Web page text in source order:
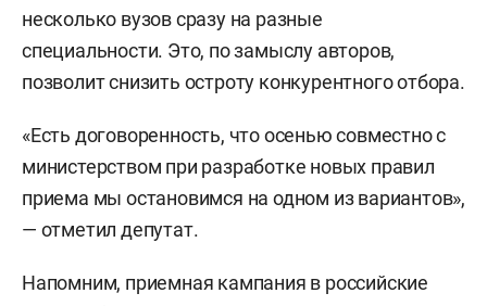
несколько вузов сразу на разные
специальности. Это, по замыслу авторов,
позволит снизить остроту конкурентного отбора.
«Есть договоренность, что осенью совместно с
министерством при разработке новых правил
приема мы остановимся на одном из вариантов»,
— отметил депутат.
Напомним, приемная кампания в российские